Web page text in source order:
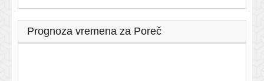
Prognoza vremena za Poreč